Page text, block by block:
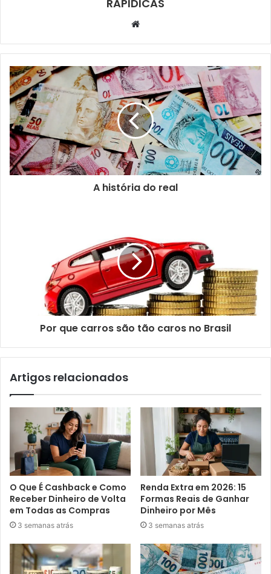
RAPIDICAS
Website
A história do real
Por que carros são tão caros no Brasil
Artigos relacionados
O Que É Cashback e Como
Receber Dinheiro de Volta
em Todas as Compras
3 semanas atrás
Renda Extra em 2026: 15
Formas Reais de Ganhar
Dinheiro por Mês
3 semanas atrás